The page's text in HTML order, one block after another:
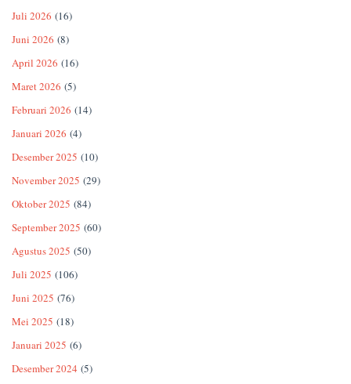
Juli 2026 (16)
Juni 2026 (8)
April 2026 (16)
Maret 2026 (5)
Februari 2026 (14)
Januari 2026 (4)
Desember 2025 (10)
November 2025 (29)
Oktober 2025 (84)
September 2025 (60)
Agustus 2025 (50)
Juli 2025 (106)
Juni 2025 (76)
Mei 2025 (18)
Januari 2025 (6)
Desember 2024 (5)